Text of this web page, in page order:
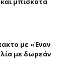
με «Έναν
με δωρεάν